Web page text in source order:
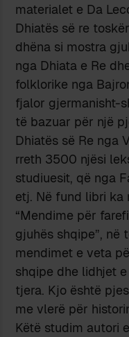
materialet e Da
Dhiatës së re
dhëna si mostra
nga Dhiata e Re
folklorike nga
fjalor gjermanisht-
të bazuar për një
Dhiatës së Re nga
rreth 3500 njësi
studiuesit, që nga
etj. Në fund libri ka
“Mendime për
gjuhës shqipe”, në
mendimet e veta
shqipe dhe lidhjet
tjera. Kjo është
me vlerë për
Këtë studim autori